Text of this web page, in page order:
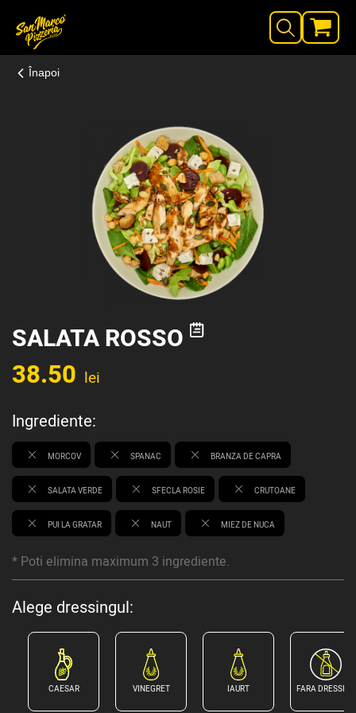
Înapoi
SALATA ROSSO
38.50 lei
Ingrediente:
MORCOV SPANAC BRANZA DE CAPRA
SALATA VERDE SFECLA ROSIE CRUTOANE
PUI LA GRATAR NAUT MIEZ DE NUCA
* Poti elimina maximum 3 ingrediente.
Alege dressingul:
CAESAR VINEGRET IAURT FARA DRESSING